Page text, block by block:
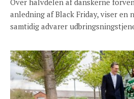
Over halvdelen af danskerne
anledning af Black Friday, viser en
samtidig advarer